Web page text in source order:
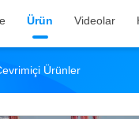
Ürün Videolar
Ürünler